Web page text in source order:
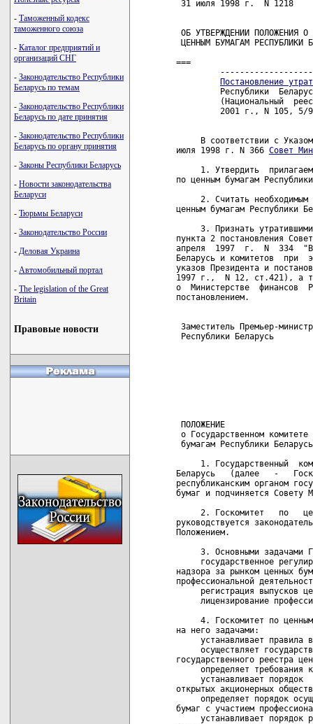
- Таможенный кодекс
таможенного союза
- Каталог предприятий и
организаций СНГ
- Законодательство Республики
Беларусь по темам
- Законодательство Республики
Беларусь по дате принятия
- Законодательство Республики
Беларусь по органу принятия
- Законы Республики Беларусь
- Новости законодательства
Беларуси
- Тюрьмы Беларуси
- Законодательство России
- Деловая Украина
- Автомобильный портал
- The legislation of the Great
Britain
Правовые новости
31 июля 1998 г.  N
ОБ УТВЕРЖДЕНИИ ПОЛОЖЕНИЯ О
ЦЕННЫМ БУМАГАМ РЕСПУБЛИКИ
===
Постановление
Республики
(Национальный
2001 г., N 105,
В соответствии с
июля 1998 г. N 366 Совет